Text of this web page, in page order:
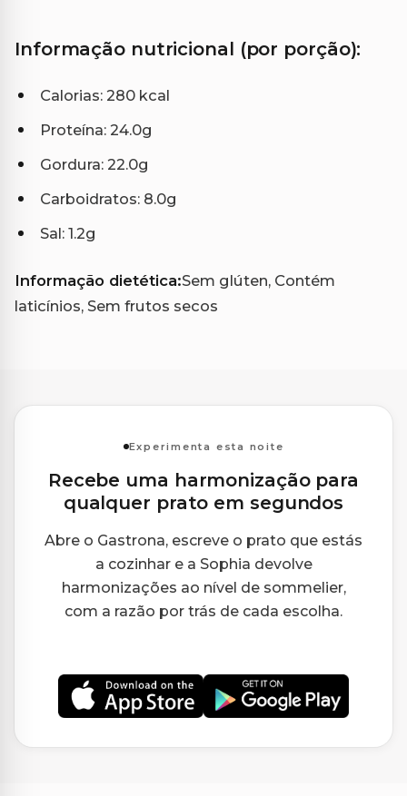
Informação nutricional (por porção):
Calorias: 280 kcal
Proteína: 24.0g
Gordura: 22.0g
Carboidratos: 8.0g
Sal: 1.2g
Informação dietética:Sem glúten, Contém
laticínios, Sem frutos secos
Experimenta esta noite
Recebe uma harmonização para
qualquer prato em segundos
Abre o Gastrona, escreve o prato que estás
a cozinhar e a Sophia devolve
harmonizações ao nível de sommelier,
com a razão por trás de cada escolha.